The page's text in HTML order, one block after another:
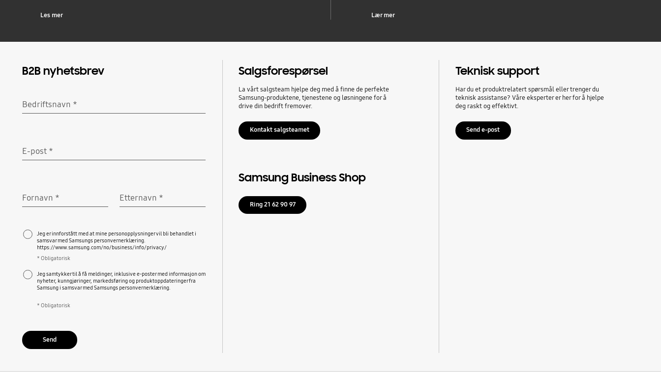
Les mer Lær mer
B2B nyhetsbrev
Bedriftsnavn *
E-post *
Fornavn * Etternavn *
Jeg er innforstått med at mine personopplysninger vil bli behandlet i
samsvar med Samsungs personvernerklæring.
https://www.samsung.com/no/business/info/privacy/
* Obligatorisk
Jeg samtykker til å få meldinger, inklusive e-poster med informasjon om
nyheter, kunngjøringer, markedsføring og produktoppdateringer fra
Samsung i samsvar med Samsungs personvernerklæring.
* Obligatorisk
Send
Salgsforespørsel
La vårt salgsteam hjelpe deg med å finne de perfekte
Samsung-produktene, tjenestene og løsningene for å
drive din bedrift fremover.
Kontakt salgsteamet
Samsung Business Shop
Ring 21 62 90 97
Teknisk support
Har du et produktrelatert spørsmål eller trenger du
teknisk assistanse? Våre eksperter er her for å hjelpe
deg raskt og effektivt.
Send e-post